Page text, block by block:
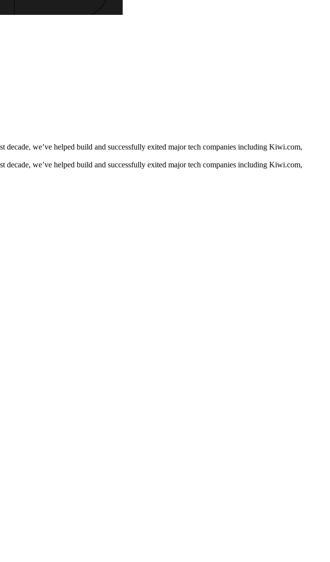
decade, we’ve helped build and successfully exited major tech companies including Kiwi.com,
decade, we’ve helped build and successfully exited major tech companies including Kiwi.com,